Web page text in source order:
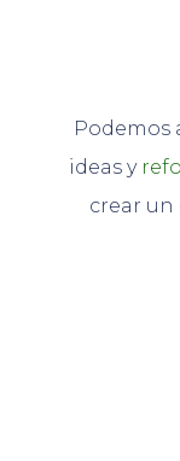
Podemos
ideas y
crear un